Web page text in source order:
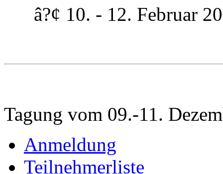
â?¢ 10. - 12. Februar
Tagung vom 09.-11.
Anmeldung
Teilnehmerliste